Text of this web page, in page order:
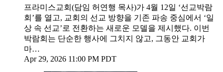
프라미스교회(담임 허연행 목사)가 4월 12일 ‘선교박람
회’를 열고, 교회의 선교 방향을 기존 파송 중심에서 ‘일
상 속 선교’로 전환하는 새로운 모델을 제시했다. 이번
박람회는 단순한 행사에 그치지 않고, 그동안 교회가
마…
Apr 29, 2026 11:00 PM PDT